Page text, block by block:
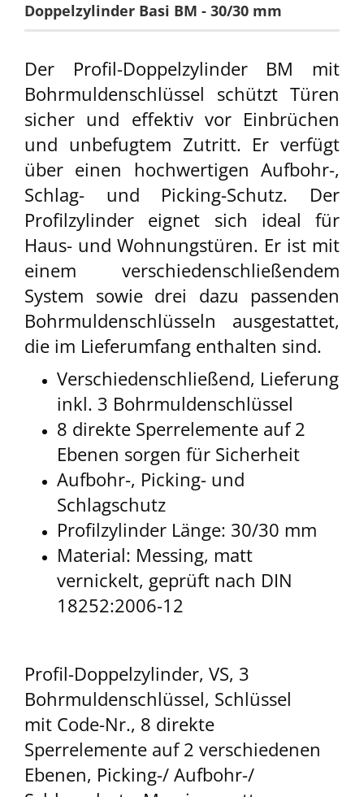
Doppelzylinder Basi BM - 30/30 mm
Der Profil-Doppelzylinder BM mit
Bohrmuldenschlüssel schützt Türen
sicher und effektiv vor Einbrüchen
und unbefugtem Zutritt. Er verfügt
über einen hochwertigen Aufbohr-,
Schlag- und Picking-Schutz. Der
Profilzylinder eignet sich ideal für
Haus- und Wohnungstüren. Er ist mit
einem verschiedenschließendem
System sowie drei dazu passenden
Bohrmuldenschlüsseln ausgestattet,
die im Lieferumfang enthalten sind.
Verschiedenschließend, Lieferung
inkl. 3 Bohrmuldenschlüssel
8 direkte Sperrelemente auf 2
Ebenen sorgen für Sicherheit
Aufbohr-, Picking- und
Schlagschutz
Profilzylinder Länge: 30/30 mm
Material: Messing, matt
vernickelt, geprüft nach DIN
18252:2006-12
Profil-Doppelzylinder, VS, 3
Bohrmuldenschlüssel, Schlüssel
mit Code-Nr., 8 direkte
Sperrelemente auf 2 verschiedenen
Ebenen, Picking-/ Aufbohr-/